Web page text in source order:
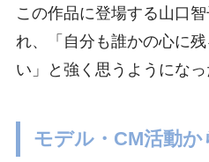
この作品に登場する山口
れ、「自分も誰かの心に
い」と強く思うようになっ
モデル・CM活動か